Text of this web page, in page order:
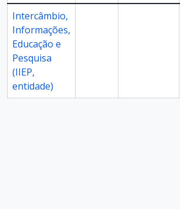
Intercâmbio,
Informações,
Educação e
Pesquisa
(IIEP,
entidade)